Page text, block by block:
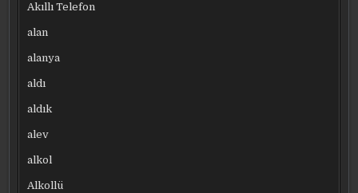
Akıllı Telefon
alan
alanya
aldı
aldık
alev
alkol
Alkollü